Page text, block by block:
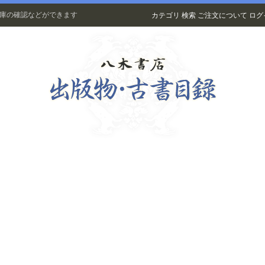
の確認などができます カテゴリ 検索 ご注文について ログ